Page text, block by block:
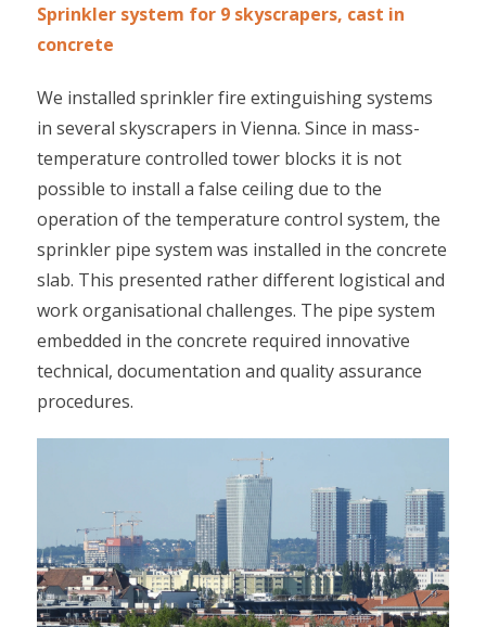
Sprinkler system for 9 skyscrapers, cast in
concrete
We installed sprinkler fire extinguishing systems
in several skyscrapers in Vienna. Since in mass-
temperature controlled tower blocks it is not
possible to install a false ceiling due to the
operation of the temperature control system, the
sprinkler pipe system was installed in the concrete
slab. This presented rather different logistical and
work organisational challenges. The pipe system
embedded in the concrete required innovative
technical, documentation and quality assurance
procedures.